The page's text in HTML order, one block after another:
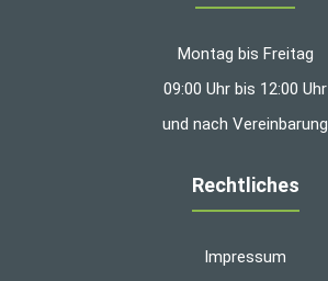
Montag bis Freitag
09:00 Uhr bis 12:00 Uhr
und nach Vereinbarung
Rechtliches
Impressum